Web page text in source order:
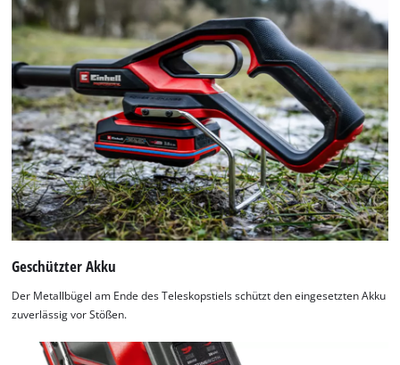
Geschützter Akku
Der Metallbügel am Ende des Teleskopstiels schützt den eingesetzten Akku
zuverlässig vor Stößen.